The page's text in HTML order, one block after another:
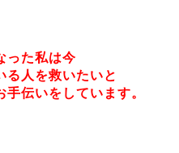
った私は今
る人を救いたいと
伝いをしています。